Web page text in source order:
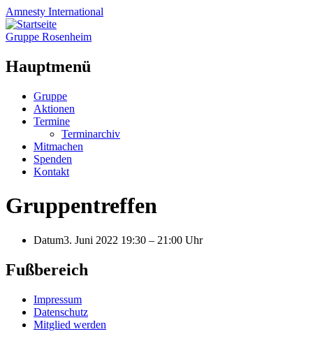
Amnesty International
Gruppe Rosenheim
Hauptmenü
Zum
Inhalt
springen
Gruppe
Aktionen
Termine
Terminarchiv
Mitmachen
Spenden
Kontakt
Gruppentreffen
Datum3. Juni 2022 19:30 – 21:00 Uhr
Fußbereich
Impressum
Datenschutz
Mitglied werden